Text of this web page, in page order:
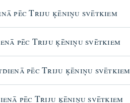
pēc Triju ķēniņu svētkiem
pēc Triju ķēniņu svētkiem
pēc Triju ķēniņu svētkiem
pēc Triju ķēniņu svētkiem